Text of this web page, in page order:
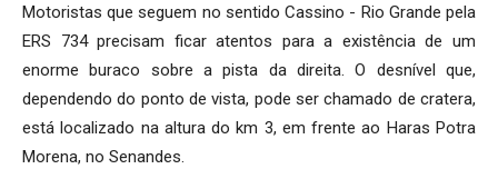
Motoristas que seguem no sentido Cassino - Rio Grande pela
ERS 734 precisam ficar atentos para a existência de um
enorme buraco sobre a pista da direita. O desnível que,
dependendo do ponto de vista, pode ser chamado de cratera,
está localizado na altura do km 3, em frente ao Haras Potra
Morena, no Senandes.